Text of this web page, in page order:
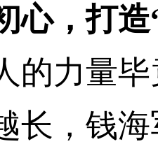
心，打
力量毕
长，钱